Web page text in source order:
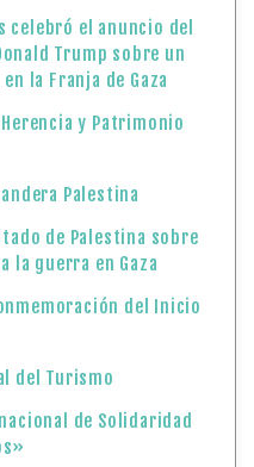
celebró el anuncio del
Trump sobre un
la Franja de Gaza
y Patrimonio
Palestina
de Palestina sobre
la guerra en Gaza
del Inicio
del Turismo
de Solidaridad